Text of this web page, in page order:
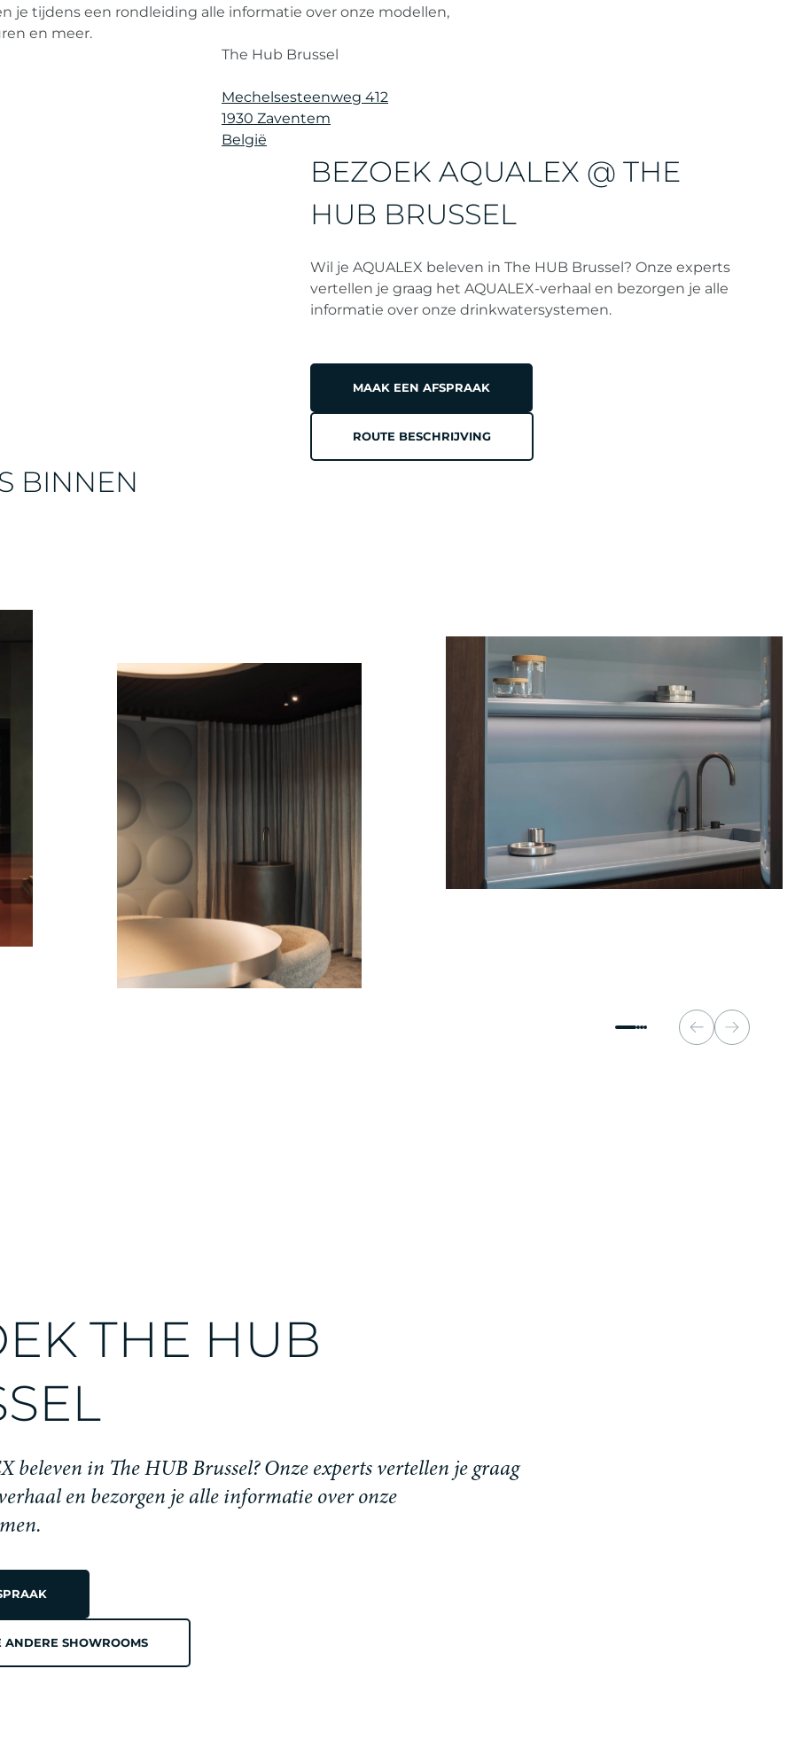
je tijdens een rondleiding alle informatie over onze modellen,
en meer.
The Hub Brussel
Mechelsesteenweg 412
1930 Zaventem
België
BEZOEK AQUALEX @ THE
HUB BRUSSEL
Wil je AQUALEX beleven in The HUB Brussel? Onze experts
vertellen je graag het AQUALEX-verhaal en bezorgen je alle
informatie over onze drinkwatersystemen.
MAAK EEN AFSPRAAK
ROUTE BESCHRIJVING
BINNEN
THE HUB
beleven in The HUB Brussel? Onze experts vertellen je graag
en bezorgen je alle informatie over onze
ANDERE SHOWROOMS